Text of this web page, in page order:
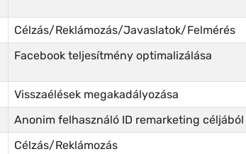
Célzás/Reklámozás/Javaslatok/Felmérés
Facebook teljesítmény optimalizálása
Visszaélések megakadályozása
Anonim felhasználó ID remarketing céljából
Célzás/Reklámozás